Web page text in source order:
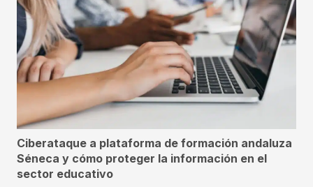
Ciberataque a plataforma de formación andaluza
Séneca y cómo proteger la información en el
sector educativo